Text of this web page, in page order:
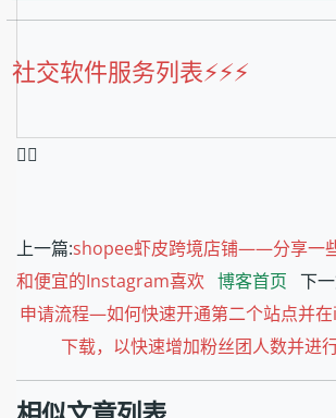
社交软件服务列表⚡️⚡️⚡️
❤️‍🔥
上一篇:shopee虾皮跨境店铺——分享一
和便宜的Instagram喜欢 博客首页 下
申请流程—如何快速开通第二个站点并
下载，以快速增加粉丝团人数并进